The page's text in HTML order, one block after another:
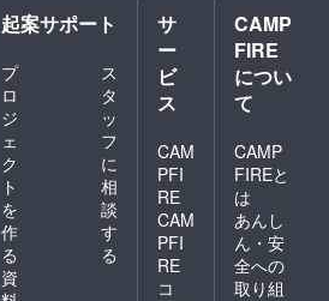
ターン
追加す
合、1回
目の時
より値
ないと
いけな
いルー
ルのた
め、金
額少し
上がっ
てます
起案サポート
プ
ロ
ジ
ェ
ク
ト
を
作
る
ス
タ
ッ
フ
に
相
談
す
る
資
サ
ー
ビ
ス
CAM
PFI
RE
CAM
PFI
RE
コ
CAMP
FIRE
につい
て
CAMP
FIREと
は
あんし
ん・安
全への
取り組